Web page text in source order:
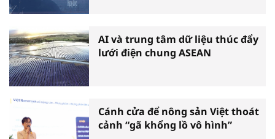
AI và trung tâm dữ liệu thúc đẩy
lưới điện chung ASEAN
Cánh cửa để nông sản Việt thoát
cảnh “gã khổng lồ vô hình”